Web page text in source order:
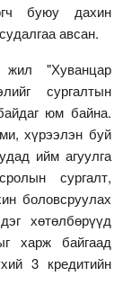
буюу дахин
авсан.
"Хуванцар
сургалтын
юм байна.
хүрээлэн буй
ийм агуулга
сургалт,
боловсруулах
хөтөлбөрүүд
харж байгаад
3 кредитийн